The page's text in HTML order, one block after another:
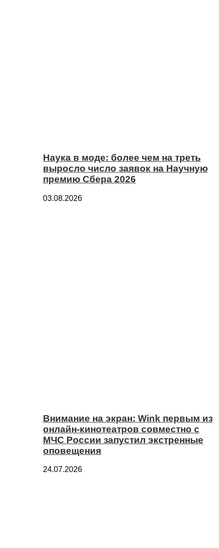
Наука в моде: более чем на треть
выросло число заявок на Научную
премию Сбера 2026
03.08.2026
Внимание на экран: Wink первым из
онлайн-кинотеатров совместно с
МЧС России запустил экстренные
оповещения
24.07.2026